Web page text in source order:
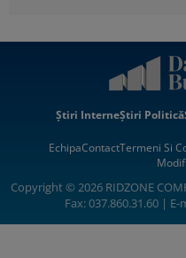
Știri InterneȘtiri Politică
EchipaContactTermeni Si
Copyright © 2026 RIDZONE
Fax: 037.860.31.60 | E-